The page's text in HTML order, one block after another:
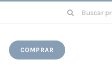
Buscar:
COMPRAR